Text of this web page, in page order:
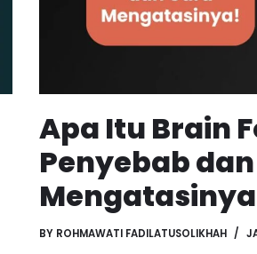
Apa Itu Brain
Penyebab
BY ROHMAWATI FADILATUSOLIKHAH